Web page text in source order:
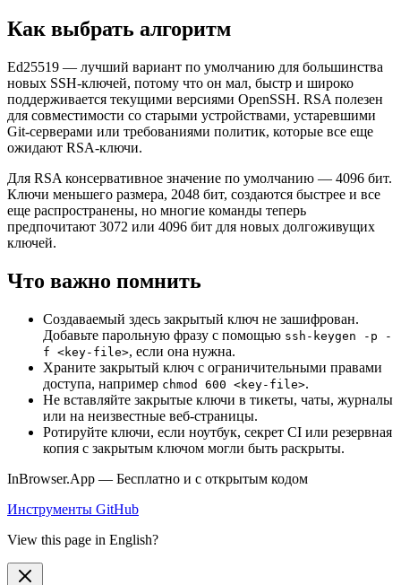
Как выбрать алгоритм
Ed25519 — лучший вариант по умолчанию для большинства
новых SSH-ключей, потому что он мал, быстр и широко
поддерживается текущими версиями OpenSSH. RSA полезен
для совместимости со старыми устройствами, устаревшими
Git-серверами или требованиями политик, которые все еще
ожидают RSA-ключи.
Для RSA консервативное значение по умолчанию — 4096 бит.
Ключи меньшего размера, 2048 бит, создаются быстрее и все
еще распространены, но многие команды теперь
предпочитают 3072 или 4096 бит для новых долгоживущих
ключей.
Что важно помнить
Создаваемый здесь закрытый ключ не зашифрован.
Добавьте парольную фразу с помощью ssh-keygen -p -
f <key-file>, если она нужна.
Храните закрытый ключ с ограничительными правами
доступа, например chmod 600 <key-file>.
Не вставляйте закрытые ключи в тикеты, чаты, журналы
или на неизвестные веб-страницы.
Ротируйте ключи, если ноутбук, секрет CI или резервная
копия с закрытым ключом могли быть раскрыты.
InBrowser.App — Бесплатно и с открытым кодом
Инструменты GitHub
View this page in English?